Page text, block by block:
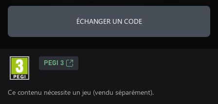
ÉCHANGER UN CODE
PEGI 3
Ce contenu nécessite un jeu (vendu séparément).